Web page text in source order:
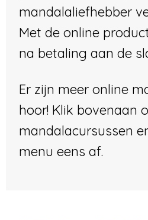
mandalaliefhebber
Met de online
na betaling aan de
Er zijn meer online
hoor! Klik bovenaan
mandalacursussen
menu eens af.